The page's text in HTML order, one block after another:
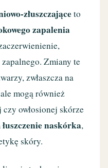
złuszczająceto
zapalenia
Zmiany te
zwłaszcza na
mogą również
owłosionej skórze
łuszczenie naskórka,
skóry.